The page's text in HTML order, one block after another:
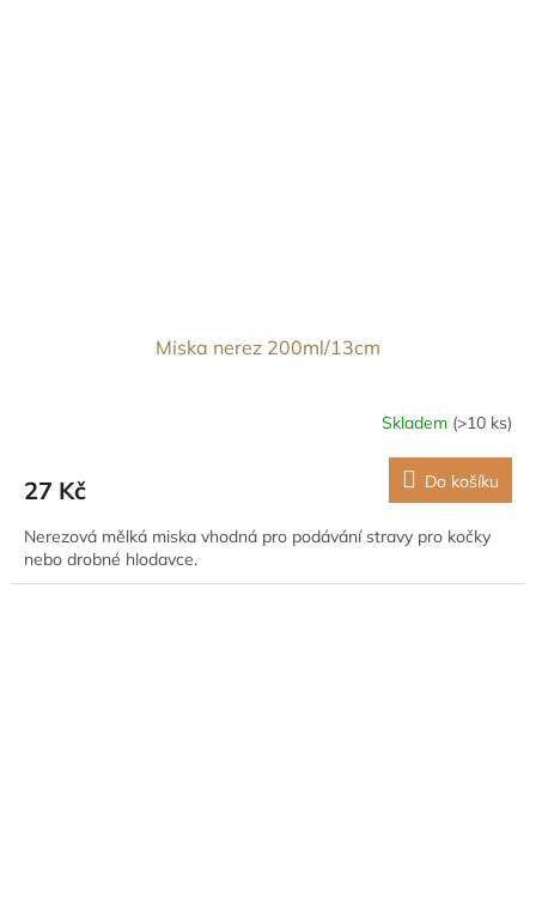
Miska nerez 200ml/13cm
Skladem (>10 ks)
27 Kč Do košíku
Nerezová mělká miska vhodná pro podávání stravy pro kočky
nebo drobné hlodavce.